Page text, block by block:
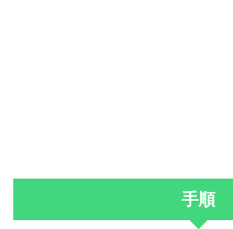
手順